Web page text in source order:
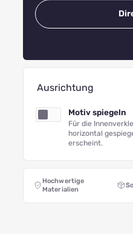
Ausrichtung
Motiv spiegeln
Für die
horizontal
erscheint.
Hochwertige
Materialien